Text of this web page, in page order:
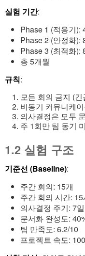
실험 기간:
Phase 1 (적응기):
Phase 2 (안정화):
Phase 3 (최적화):
총 5개월
규칙:
모든 회의 금지 (긴
비동기 커뮤니케
의사결정은 모두
주 1회만 팀 동기
1.2 실험 구조
기준선 (Baseline):
주간 회의: 15개
주간 회의 시간:
의사결정 주기: 7일
문서화 완성도:
팀 만족도: 6.2/10
프로젝트 속도: